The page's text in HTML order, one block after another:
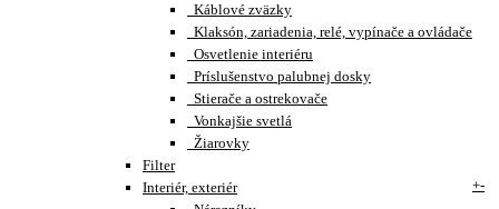
Káblové zväzky
Klaksón, zariadenia, relé, vypínače a ovládače
Osvetlenie interiéru
Príslušenstvo palubnej dosky
Stierače a ostrekovače
Vonkajšie svetlá
Žiarovky
Filter
Interiér, exteriér
+-